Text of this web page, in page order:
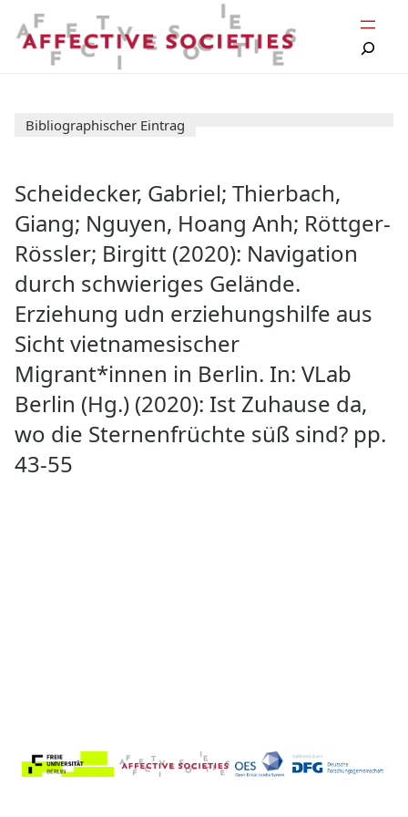
Inhalt
springen
Bibliographischer Eintrag
Scheidecker, Gabriel; Thierbach,
Giang; Nguyen, Hoang Anh; Röttger-
Rössler; Birgitt (2020): Navigation
durch schwieriges Gelände.
Erziehung udn erziehungshilfe aus
Sicht vietnamesischer
Migrant*innen in Berlin. In: VLab
Berlin (Hg.) (2020): Ist Zuhause da,
wo die Sternenfrüchte süß sind? pp.
43-55